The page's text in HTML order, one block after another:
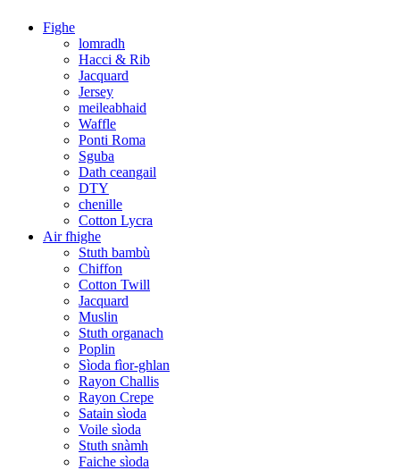
Fighe
lomradh
Hacci & Rib
Jacquard
Jersey
meileabhaid
Waffle
Ponti Roma
Sguba
Dath ceangail
DTY
chenille
Cotton Lycra
Air fhighe
Stuth bambù
Chiffon
Cotton Twill
Jacquard
Muslin
Stuth organach
Poplin
Sìoda fìor-ghlan
Rayon Challis
Rayon Crepe
Satain sìoda
Voile sìoda
Stuth snàmh
Faiche sìoda